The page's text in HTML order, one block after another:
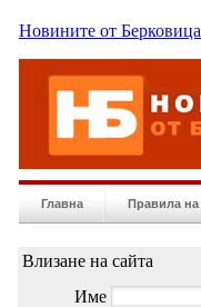
Новините от Берковица
Главна Правила на
Влизане на сайта
Име